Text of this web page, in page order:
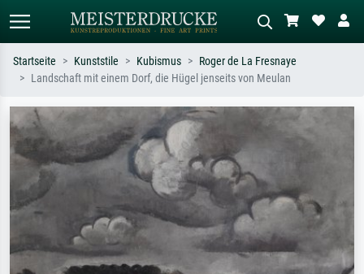
Suchen Sie nach Künstlern, Werktiteln
oder Stilen – z.B. Monet,
Sternennacht, Impressionismus, Welle
Hokusai, Akt.
Beschreiben Sie die Szene – z.B. Grüne
Wiese, Abstrakt mit viel Rot, Dunkles
Ölgemälde, Stehender Akt neben einem
Startseite Kunststile Kubismus
Roger de La Fresnaye
Landschaft mit einem Dorf, die Hügel jenseits von Meulan